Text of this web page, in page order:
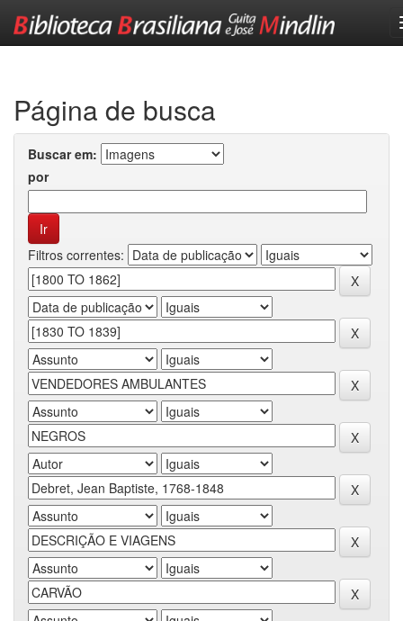
Página de busca
Buscar em:
por
Filtros correntes: